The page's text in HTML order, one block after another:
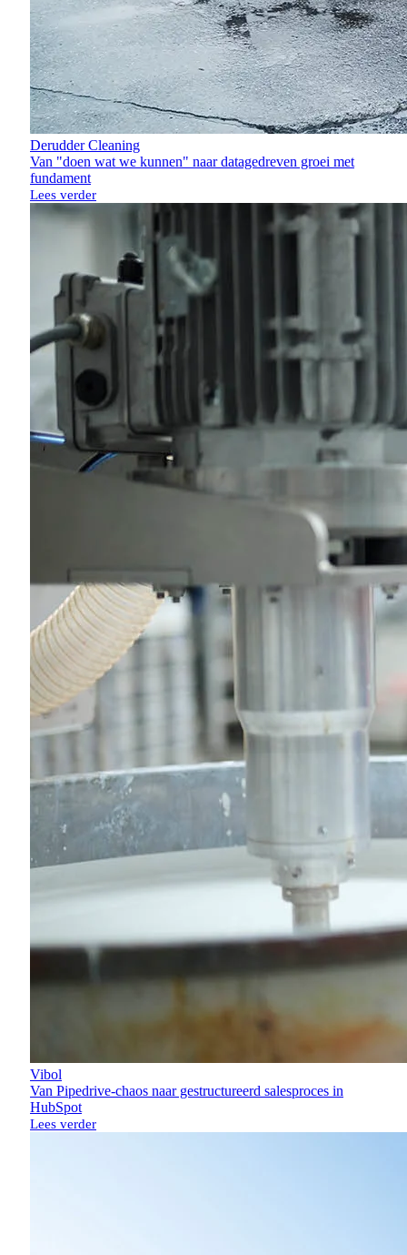
Derudder Cleaning
Van "doen wat we kunnen" naar datagedreven groei met
fundament
Lees verder
Vibol
Van Pipedrive-chaos naar gestructureerd salesproces in
HubSpot
Lees verder